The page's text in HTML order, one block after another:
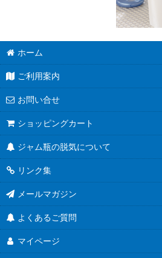
八角びん
角びん全て
マヨネーズびん
把手付びん
お酒のテイクアウト容器
人気のハーバリウム瓶
食べるラー油に
結婚式にお勧め！
ホーム
ご利用案内
お問い合せ
ショッピングカート
ジャム瓶の脱気について
リンク集
メールマガジン
よくあるご質問
マイページ